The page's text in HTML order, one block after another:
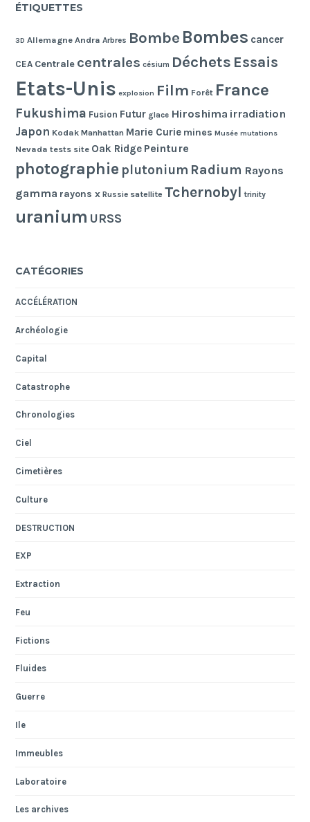
ÉTIQUETTES
3D Allemagne Andra Arbres Bombe Bombes cancer
CEA Centrale centrales césium Déchets Essais
Etats-Unis explosion Film Forêt France
Fukushima Fusion Futur glace Hiroshima irradiation
Japon Kodak Manhattan Marie Curie mines Musée mutations
Nevada tests site Oak Ridge Peinture
photographie plutonium Radium Rayons
gamma rayons x Russie satellite Tchernobyl trinity
uranium URSS
CATÉGORIES
ACCÉLÉRATION
Archéologie
Capital
Catastrophe
Chronologies
Ciel
Cimetières
Culture
DESTRUCTION
EXP
Extraction
Feu
Fictions
Fluides
Guerre
Ile
Immeubles
Laboratoire
Les archives